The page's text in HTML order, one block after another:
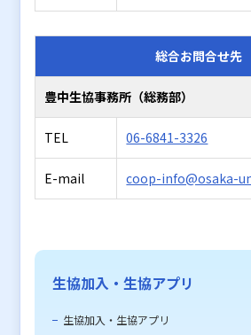
総合お問合せ先
豊中生協事務所（総務部）
TEL 06-6841-3326
E-mail coop-info@osaka-
生協加入・生協アプリ
生協加入・生協アプリ